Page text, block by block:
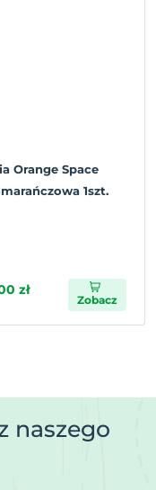
Orange Space
1szt.
zł
Zobacz
naszego